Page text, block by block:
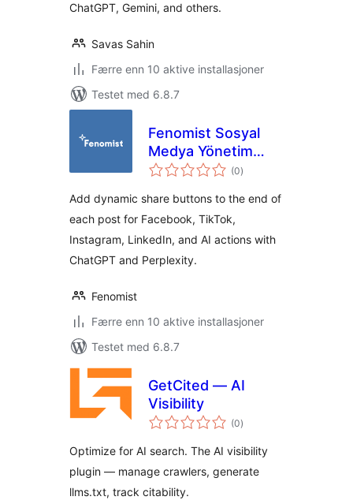
ChatGPT, Gemini, and others.
Savas Sahin
Færre enn 10 aktive installasjoner
Testet med 6.8.7
Fenomist Sosyal
Medya Yönetim
Asistanı
(0totale
vurderinger
)
Add dynamic share buttons to the end of
each post for Facebook, TikTok,
Instagram, LinkedIn, and AI actions with
ChatGPT and Perplexity.
Fenomist
Færre enn 10 aktive installasjoner
Testet med 6.8.7
GetCited — AI
Visibility
(0totale
vurderinger
)
Optimize for AI search. The AI visibility
plugin — manage crawlers, generate
llms.txt, track citability.